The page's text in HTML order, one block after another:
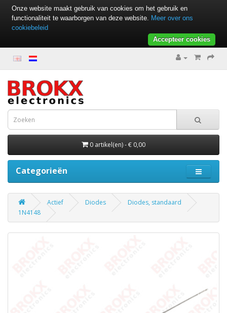
0 artikel(en) - € 0,00
Categorieën
Actief Diodes
Diodes, standaard
1N4148
Onze website maakt gebruik van cookies om het gebruik en
functionaliteit te waarborgen van deze website. Meer over ons
cookiebeleid
Accepteer cookies